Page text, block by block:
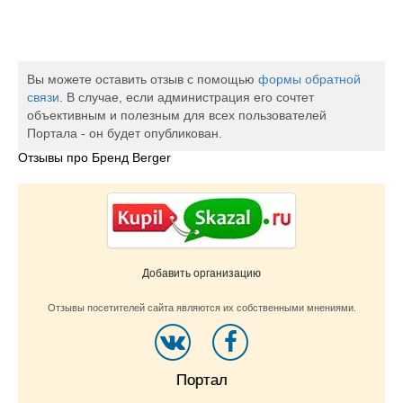
Вы можете оставить отзыв с помощью формы обратной
связи . В случае, если администрация его сочтет
объективным и полезным для всех пользователей
Портала - он будет опубликован.
Отзывы про Бренд Berger
Добавить организацию
Отзывы посетителей сайта являются их собственными мнениями.
Портал